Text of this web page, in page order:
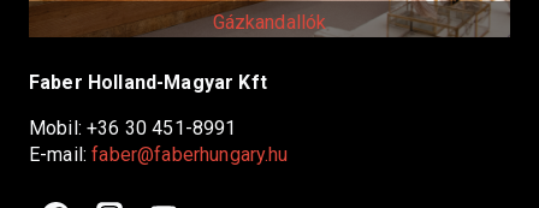
Gázkandallók
Faber Holland-Magyar Kft
Mobil: +36 30 451-8991
E-mail:faber@faberhungary.hu